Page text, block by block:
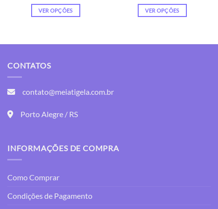
VER OPÇÕES
podem
escolhidas
do
VER OPÇÕES
CONTATOS
contato@meiatigela.com.br
Porto Alegre / RS
INFORMAÇÕES DE COMPRA
Como Comprar
Condições de Pagamento